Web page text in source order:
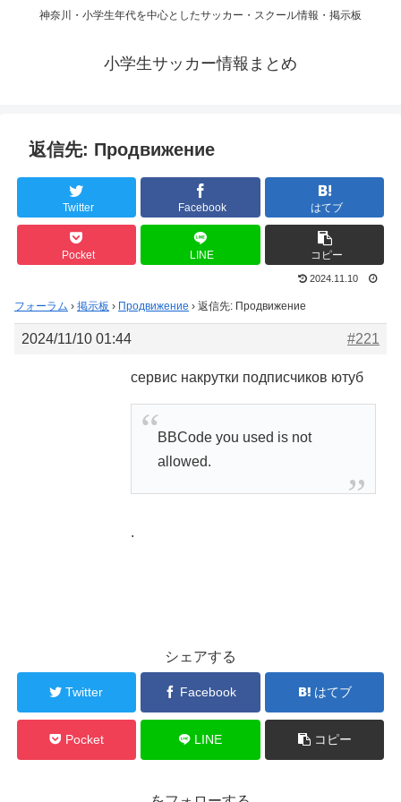
神奈川・小学生年代を中心としたサッカー・スクール情報・掲示板
小学生サッカー情報まとめ
返信先: Продвижение
Twitter Facebook はてブ
Pocket LINE コピー
2024.11.10
フォーラム › 掲示板 › Продвижение › 返信先: Продвижение
2024/11/10 01:44 #221
сервис накрутки подписчиков ютуб
BBCode you used is not
allowed.
.
シェアする
Twitter Facebook はてブ
Pocket LINE コピー